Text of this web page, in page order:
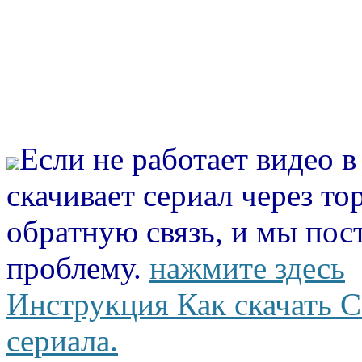
Если не работает видео
скачивает сериал через
обратную связь, и мы
проблему. нажмите здесь
Инструкция Как скачать
сериала.